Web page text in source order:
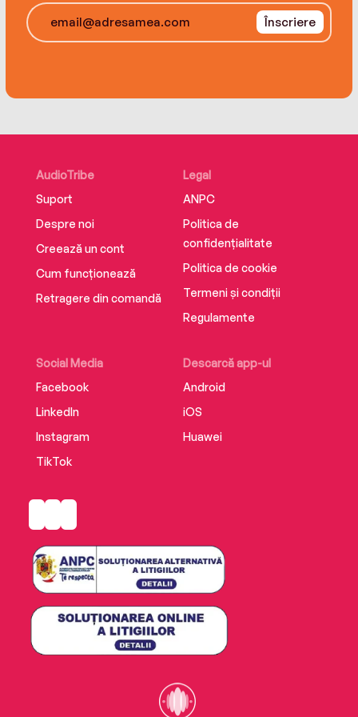
Înscriere
AudioTribe
Suport
Despre noi
Creează un cont
Cum funcționează
Retragere din comandă
Social Media
Facebook
LinkedIn
Instagram
TikTok
Descarcă app-ul
Android
iOS
Huawei
Legal
ANPC
Politica de
confidențialitate
Politica de cookie
Termeni și condiții
Regulamente